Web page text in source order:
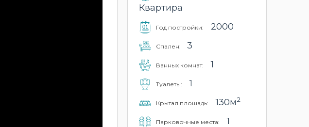
Квартира
Год постройки: 2000
Cпален: 3
Ванных комнат: 1
Туалеты: 1
Крытая площадь: 130м2
Парковочные места: 1